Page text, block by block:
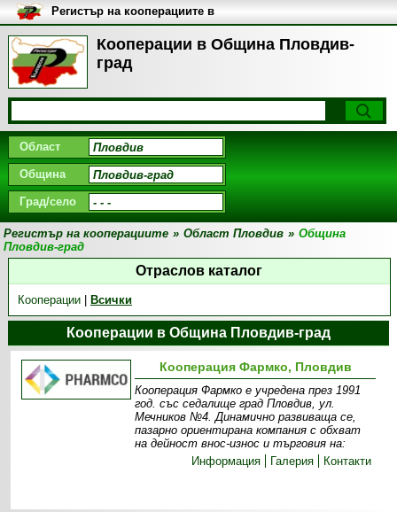
Кооперации в Община Пловдив-
град
Регистър на кооперациите в
България
Област
Община
Град/село
Регистър на кооперациите » Област Пловдив » Община
Пловдив-град
Отраслов каталог
Кооперации| Всички
Кооперации в Община Пловдив-град
Кооперация Фармко, Пловдив
Кооперация Фармко е учредена през 1991
год. със седалище град Пловдив, ул.
Мечников №4. Динамично развиваща се,
пазарно ориентирана компания с обхват
на дейност внос-износ и търговия на:
Информация
Галерия Контакти